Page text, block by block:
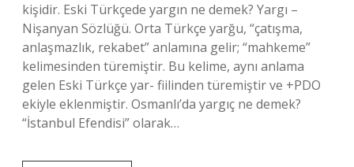
kişidir. Eski Türkçede yargın ne demek? Yargı –
Nişanyan Sözlüğü. Orta Türkçe yarğu, “çatışma,
anlaşmazlık, rekabet” anlamına gelir; “mahkeme”
kelimesinden türemiştir. Bu kelime, aynı anlama
gelen Eski Türkçe yar- fiilinden türemiştir ve +PDO
ekiyle eklenmiştir. Osmanlı’da yargıç ne demek?
“İstanbul Efendisi” olarak…